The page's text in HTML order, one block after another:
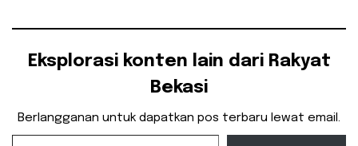
Eksplorasi konten lain dari Rakyat
Bekasi
Berlangganan untuk dapatkan pos terbaru lewat email.
Ketikkan email Anda...